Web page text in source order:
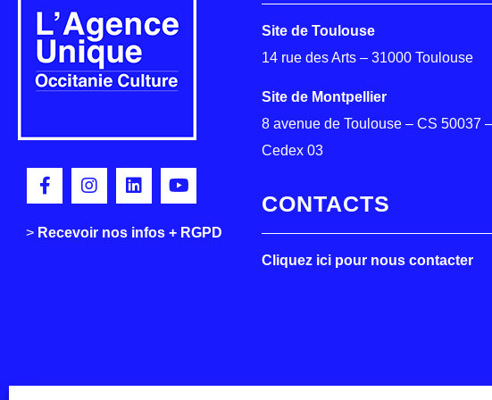
> Recevoir nos infos + RGPD
Site de Toulouse
14 rue des Arts – 31000 Toulouse
Site de Montpellier
8 avenue de Toulouse – CS 50037
Cedex 03
CONTACTS
Cliquez ici pour nous contacter